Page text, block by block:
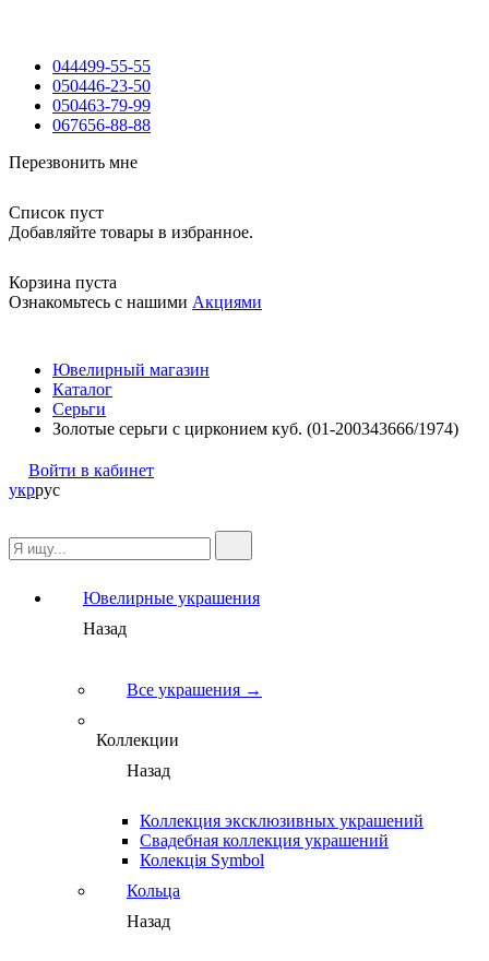
044499-55-55
050446-23-50
050463-79-99
067656-88-88
Перезвонить мне
Список пуст
Добавляйте товары в избранное.
Корзина пуста
Ознакомьтесь с нашими Акциями
Ювелирный магазин
Каталог
Серьги
Золотые серьги с цирконием куб. (01-200343666/1974)
Войти в кабинет
укррус
Ювелирные украшения
Назад
Все украшения →
Коллекции
Назад
Коллекция эксклюзивных украшений
Свадебная коллекция украшений
Колекція Symbol
Кольца
Назад